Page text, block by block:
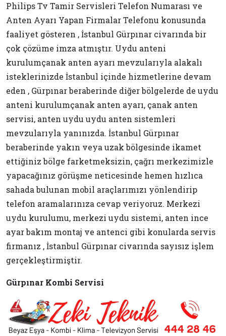
Philips Tv Tamir Servisleri Telefon Numarası ve
Anten Ayarı Yapan Firmalar Telefonu konusunda
faaliyet gösteren , İstanbul Gürpınar civarında bir
çok çözüme imza atmıştır. Uydu anteni
kurulumçanak anten ayarı mevzularıyla alakalı
isteklerinizde İstanbul içinde hizmetlerine devam
eden , Gürpınar beraberinde diğer bölgelerde de uydu
anteni kurulumçanak anten ayarı, çanak anten
servisi, anten uydu uydu anten sistemleri
mevzularıyla yanınızda. İstanbul Gürpınar
beraberinde yakın veya uzak bölgesinde ikamet
ettiğiniz bölge farketmeksizin, çağrı merkezimizle
yapacağınız görüşme neticesinde hemen hızlıca
sahada bulunan mobil araçlarımızı yönlendirip
telefon aramalarınıza cevap veriyoruz. Merkezi
uydu kurulumu, merkezi uydu sistemi, anten ince
ayar bakım montaj ve antenci gibi konularda servis
firmanız , İstanbul Gürpınar civarında sayısız işlem
gerçekleştirmiştir.
Gürpınar Kombi Servisi